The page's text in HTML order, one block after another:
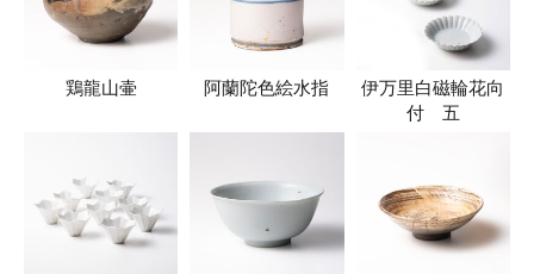
鶏龍山壷 阿蘭陀色絵水指
伊万里白磁輪花向
付 五